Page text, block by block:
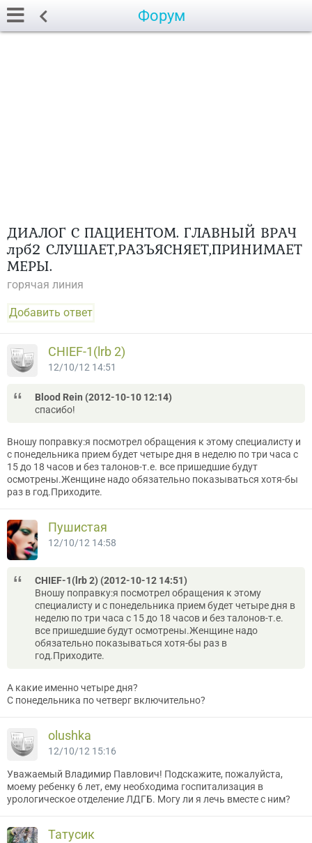
Форум
ДИАЛОГ С ПАЦИЕНТОМ. ГЛАВНЫЙ ВРАЧ
лрб2 СЛУШАЕТ,РАЗЪЯСНЯЕТ,ПРИНИМАЕТ
МЕРЫ.
горячая линия
Добавить ответ
CНIEF-1(lrb 2)
12/10/12 14:51
Blood Rein (2012-10-10 12:14)
спасибо!
Вношу поправку:я посмотрел обращения к этому специалисту и
с понедельника прием будет четыре дня в неделю по три часа с
15 до 18 часов и без талонов-т.е. все пришедшие будут
осмотрены.Женщине надо обязательно показываться хотя-бы
раз в год.Приходите.
Пушистая
12/10/12 14:58
CНIEF-1(lrb 2) (2012-10-12 14:51)
Вношу поправку:я посмотрел обращения к этому
специалисту и с понедельника прием будет четыре дня в
неделю по три часа с 15 до 18 часов и без талонов-т.е.
все пришедшие будут осмотрены.Женщине надо
обязательно показываться хотя-бы раз в
год.Приходите.
А какие именно четыре дня?
С понедельника по четверг включительно?
olushka
12/10/12 15:16
Уважаемый Владимир Павлович! Подскажите, пожалуйста,
моему ребенку 6 лет, ему необходима госпитализация в
урологическое отделение ЛДГБ. Могу ли я лечь вместе с ним?
Татусик